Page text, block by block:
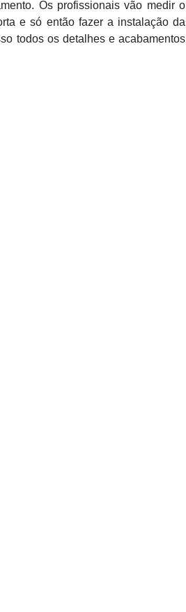
Os profissionais vão medir o
e só então fazer a instalação da
todos os detalhes e acabamentos